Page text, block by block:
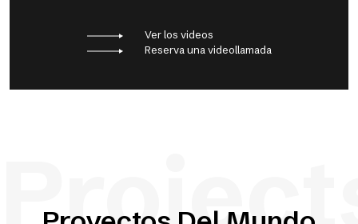
Ver los videos
Reserva una videollamada